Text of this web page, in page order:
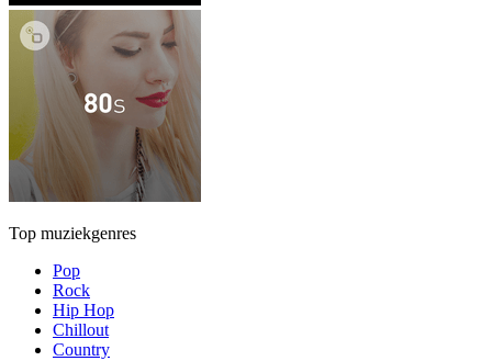
Top muziekgenres
Pop
Rock
Hip Hop
Chillout
Country